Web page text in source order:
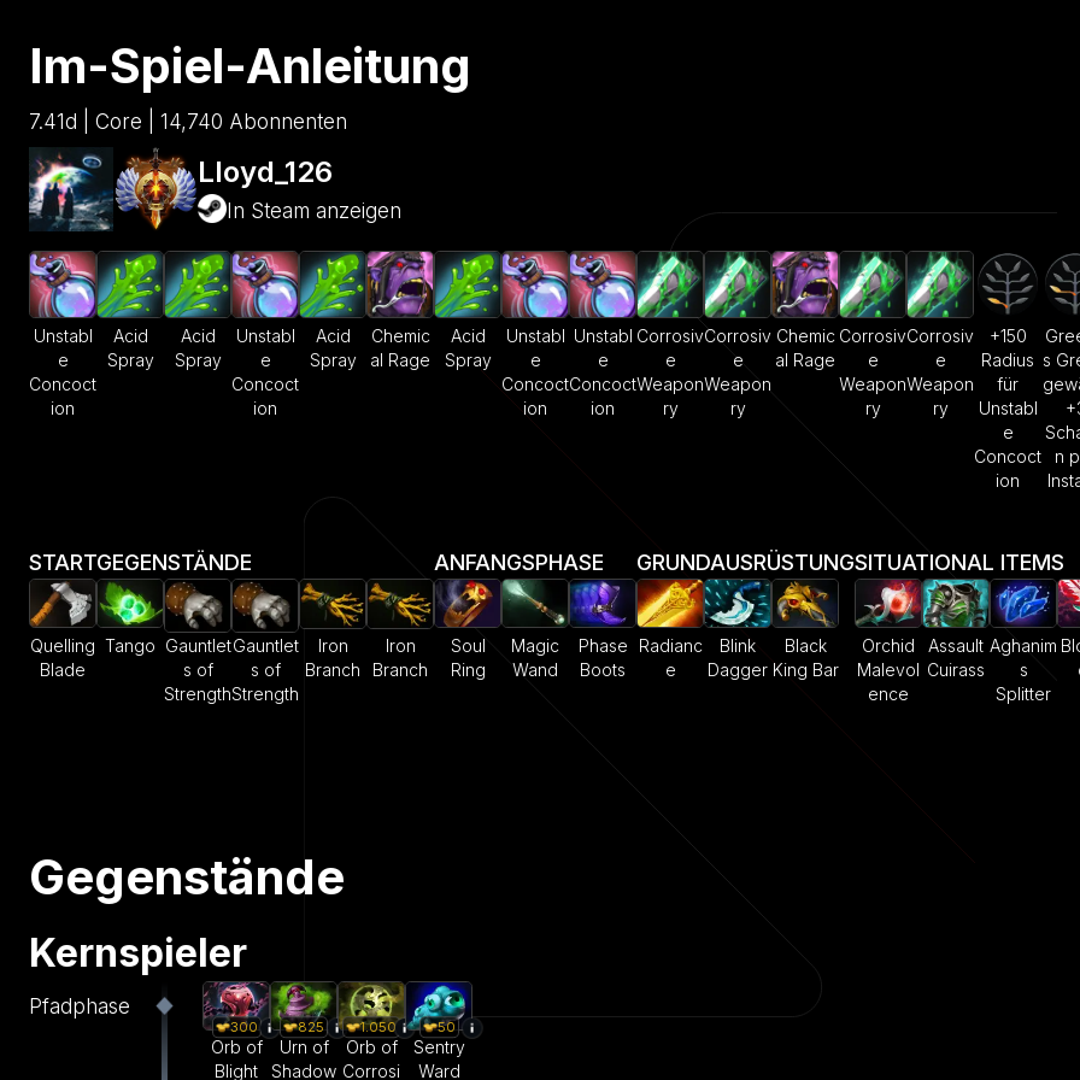
Im-Spiel-Anleitung
7.41d | Core | 14,740 Abonnenten
Lloyd_126
In Steam anzeigen
Unstabl
e
Concoct
ion
Acid
Spray
Acid
Spray
Unstabl
e
Concoct
ion
Acid
Spray
Chemic
al Rage
Acid
Spray
Unstabl
e
Concoct
ion
Unstabl
e
Concoct
ion
Corrosiv
e
Weapon
ry
Corrosiv
e
Weapon
ry
Chemic
al Rage
Corrosiv
e
Weapon
ry
Corrosiv
e
Weapon
ry
+150
Radius
für
Unstabl
e
Concoct
ion
s
n
STARTGEGENSTÄNDE
Quelling
Blade
Tango Gauntlet
s of
Strength
Gauntlet
s of
Strength
Iron
Branch
Iron
Branch
ANFANGSPHASE
Soul
Ring
Magic
Wand
Phase
Boots
GRUNDAUSRÜSTUNG
Radianc
e
Blink
Dagger
Black
King Bar
SITUATIONAL ITEMS
Orchid
Malevol
ence
Assault
Cuirass
Aghanim
s
Splitter
Gegenstände
Kernspieler
Pfadphase
300
Orb of
Blight
825
Urn of
Shadow
1.050
Orb of
Corrosi
50
Sentry
Ward